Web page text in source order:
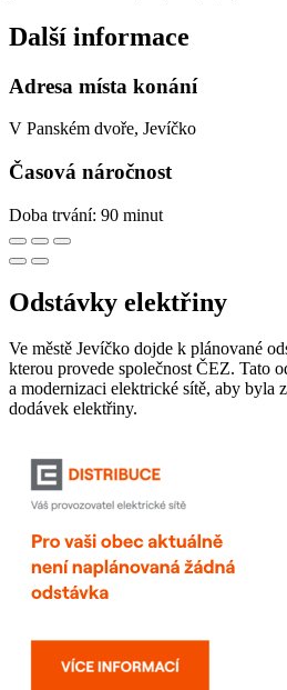
Další informace
Adresa místa konání
V Panském dvoře, Jevíčko
Časová náročnost
Doba trvání: 90 minut
Odstávky elektřiny
Ve městě Jevíčko dojde k plánované
kterou provede společnost ČEZ. Tato
a modernizaci elektrické sítě, aby byla
dodávek elektřiny.